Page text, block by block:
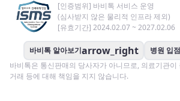
[인증범위] 바비톡 서비스 운영
(심사받지 않은 물리적 인프라 제외)
[유효기간] 2024.02.07 ~ 2027.02.06
바비톡 알아보기arrow_right 병원 입
바비톡은 통신판매의 당사자가 아니므로, 의료기관이
거래 등에 대해 책임을 지지 않습니다.